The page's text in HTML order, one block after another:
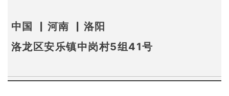
中国
▏河南 ▏洛阳
洛龙区安乐镇中岗村5组41号